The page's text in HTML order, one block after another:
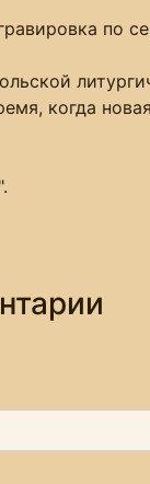
по
когда